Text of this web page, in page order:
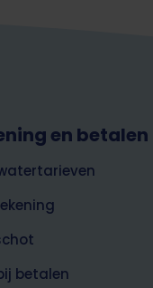
en betalen
betalen